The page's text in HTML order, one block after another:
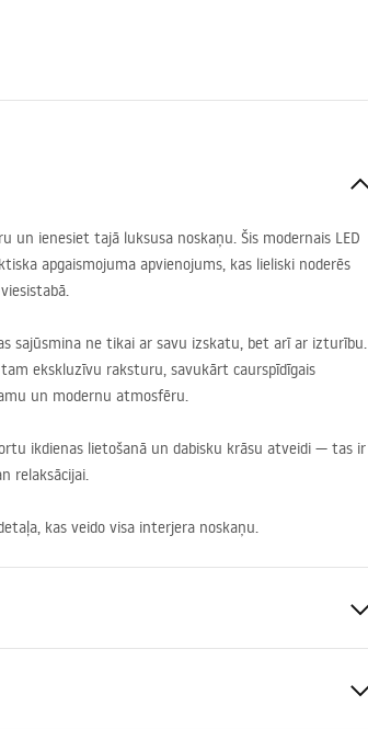
un ienesiet tajā luksusa noskaņu. Šis modernais LED
apgaismojuma apvienojums, kas lieliski noderēs
sajūsmina ne tikai ar savu izskatu, bet arī ar izturību.
ekskluzīvu raksturu, savukārt caurspīdīgais
un modernu atmosfēru.
ikdienas lietošanā un dabisku krāsu atveidi — tas ir
relaksācijai.
kas veido visa interjera noskaņu.